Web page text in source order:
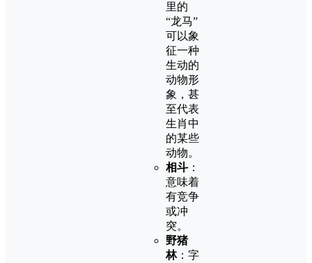
里的
“龙马”
可以象
征一种
生动的
动物形
象，甚
至代表
生肖中
的某些
动物。
相斗 ：
意味着
有竞争
或冲
突。
野猪
林：字